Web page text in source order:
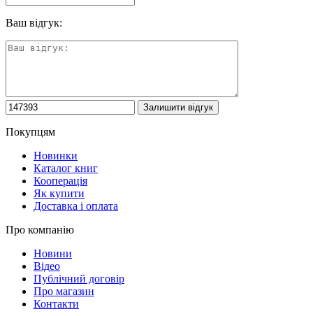
Ваш відгук:
Покупцям
Новинки
Каталог книг
Кооперація
Як купити
Доставка і оплата
Про компанію
Новини
Відео
Публічний договір
Про магазин
Контакти